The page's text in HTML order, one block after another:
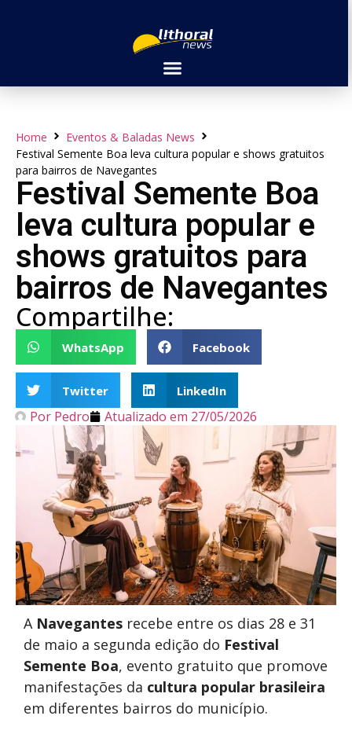
Home
Eventos & Baladas News
Festival Semente Boa leva cultura popular e shows gratuitos
para bairros de Navegantes
Festival Semente Boa
leva cultura popular e
shows gratuitos para
bairros de Navegantes
Compartilhe:
WhatsApp Facebook
Twitter LinkedIn
Por Pedro Atualizado em 27/05/2026
A Navegantes recebe entre os dias 28 e 31
de maio a segunda edição do Festival
Semente Boa, evento gratuito que promove
manifestações da cultura popular brasileira
em diferentes bairros do município.